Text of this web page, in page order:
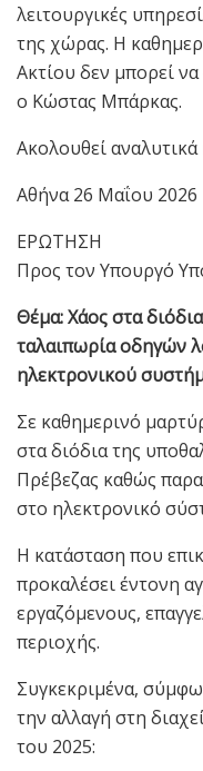
λειτουργικές
της χώρας. Η
Ακτίου δεν μπορεί
ο Κώστας Μπάρκας.
Ακολουθεί
Αθήνα 26 Μαΐου 2026
ΕΡΩΤΗΣΗ
Προς τον Υπουργό
Θέμα: Χάος στα
ταλαιπωρία οδηγών
ηλεκτρονικού
Σε καθημερινό
στα διόδια της
Πρέβεζας καθώς
στο ηλεκτρονικό
Η κατάσταση που
προκαλέσει έντονη
εργαζόμενους,
περιοχής.
Συγκεκριμένα,
την αλλαγή στη
του 2025: